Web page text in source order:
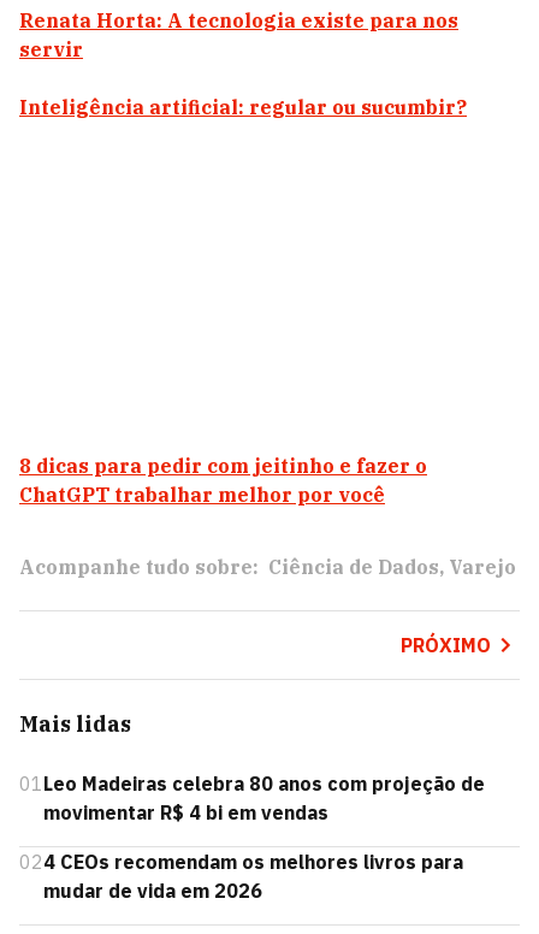
Renata Horta: A tecnologia existe para nos
servir
Inteligência artificial: regular ou sucumbir?
8 dicas para pedir com jeitinho e fazer o
ChatGPT trabalhar melhor por você
Acompanhe tudo sobre: Ciência de Dados Varejo
PRÓXIMO
Mais lidas
01Leo Madeiras celebra 80 anos com projeção de
movimentar R$ 4 bi em vendas
024 CEOs recomendam os melhores livros para
mudar de vida em 2026